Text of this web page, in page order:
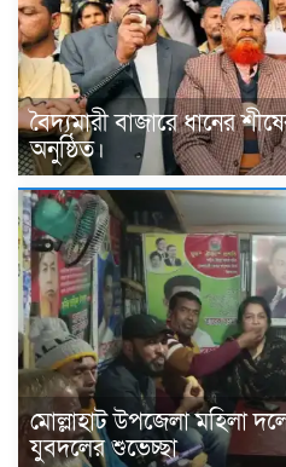
বৈদ্যমারী বাজারে ধানের
অনুষ্ঠিত।
মোল্লাহাট উপজেলা মহিলা
যুবদলের শুভেচ্ছা